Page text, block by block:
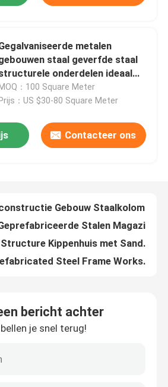
ons op
metalen
staal geverfde staal
onderdelen ideaal
landbouw- en industriële
MOQ：100 Square Meter
Prijs：US $30-80 Square Meter
Contacteer ons
Anti-roest schilderen Metalen werkplaats Gebouwen Geprefabriceerd metalen magazijn ODM
Hi-Q Solid Prefabricated Steel Frame Workshop Roestvrij staal
Industriële staalconstructie hanger gegalvaniseerd voorgefabriceerd staal magazijn
stalen hangargebouwen
bericht achter
je snel terug!